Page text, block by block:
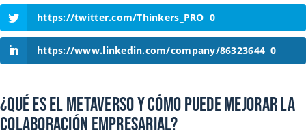
https://twitter.com/Thinkers_PRO 0
https://www.linkedin.com/company/86323644 0
¿Qué Es El Metaverso Y Cómo Puede Mejorar La
Colaboración Empresarial?